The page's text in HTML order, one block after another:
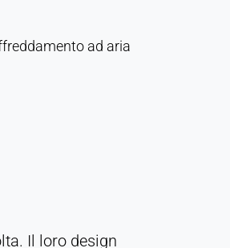
ad aria
Il loro design